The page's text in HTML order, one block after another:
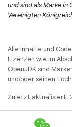
und sind als Marke in
Vereinigten
Alle Inhalte und
Lizenzen wie im
OpenJDK sind
und/oder seinen
Zuletzt aktualisiert: